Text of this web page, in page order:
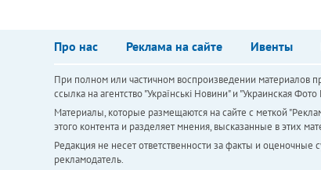
Про нас Реклама на сайте Ивенты
При полном или частичном воспроизведении материалов
ссылка на агентство "Українськi Новини" и "Украинская
Материалы, которые размещаются на сайте с меткой
этого контента и разделяет мнения, высказанные в этих
Редакция не несет ответственности за факты и
рекламодатель.